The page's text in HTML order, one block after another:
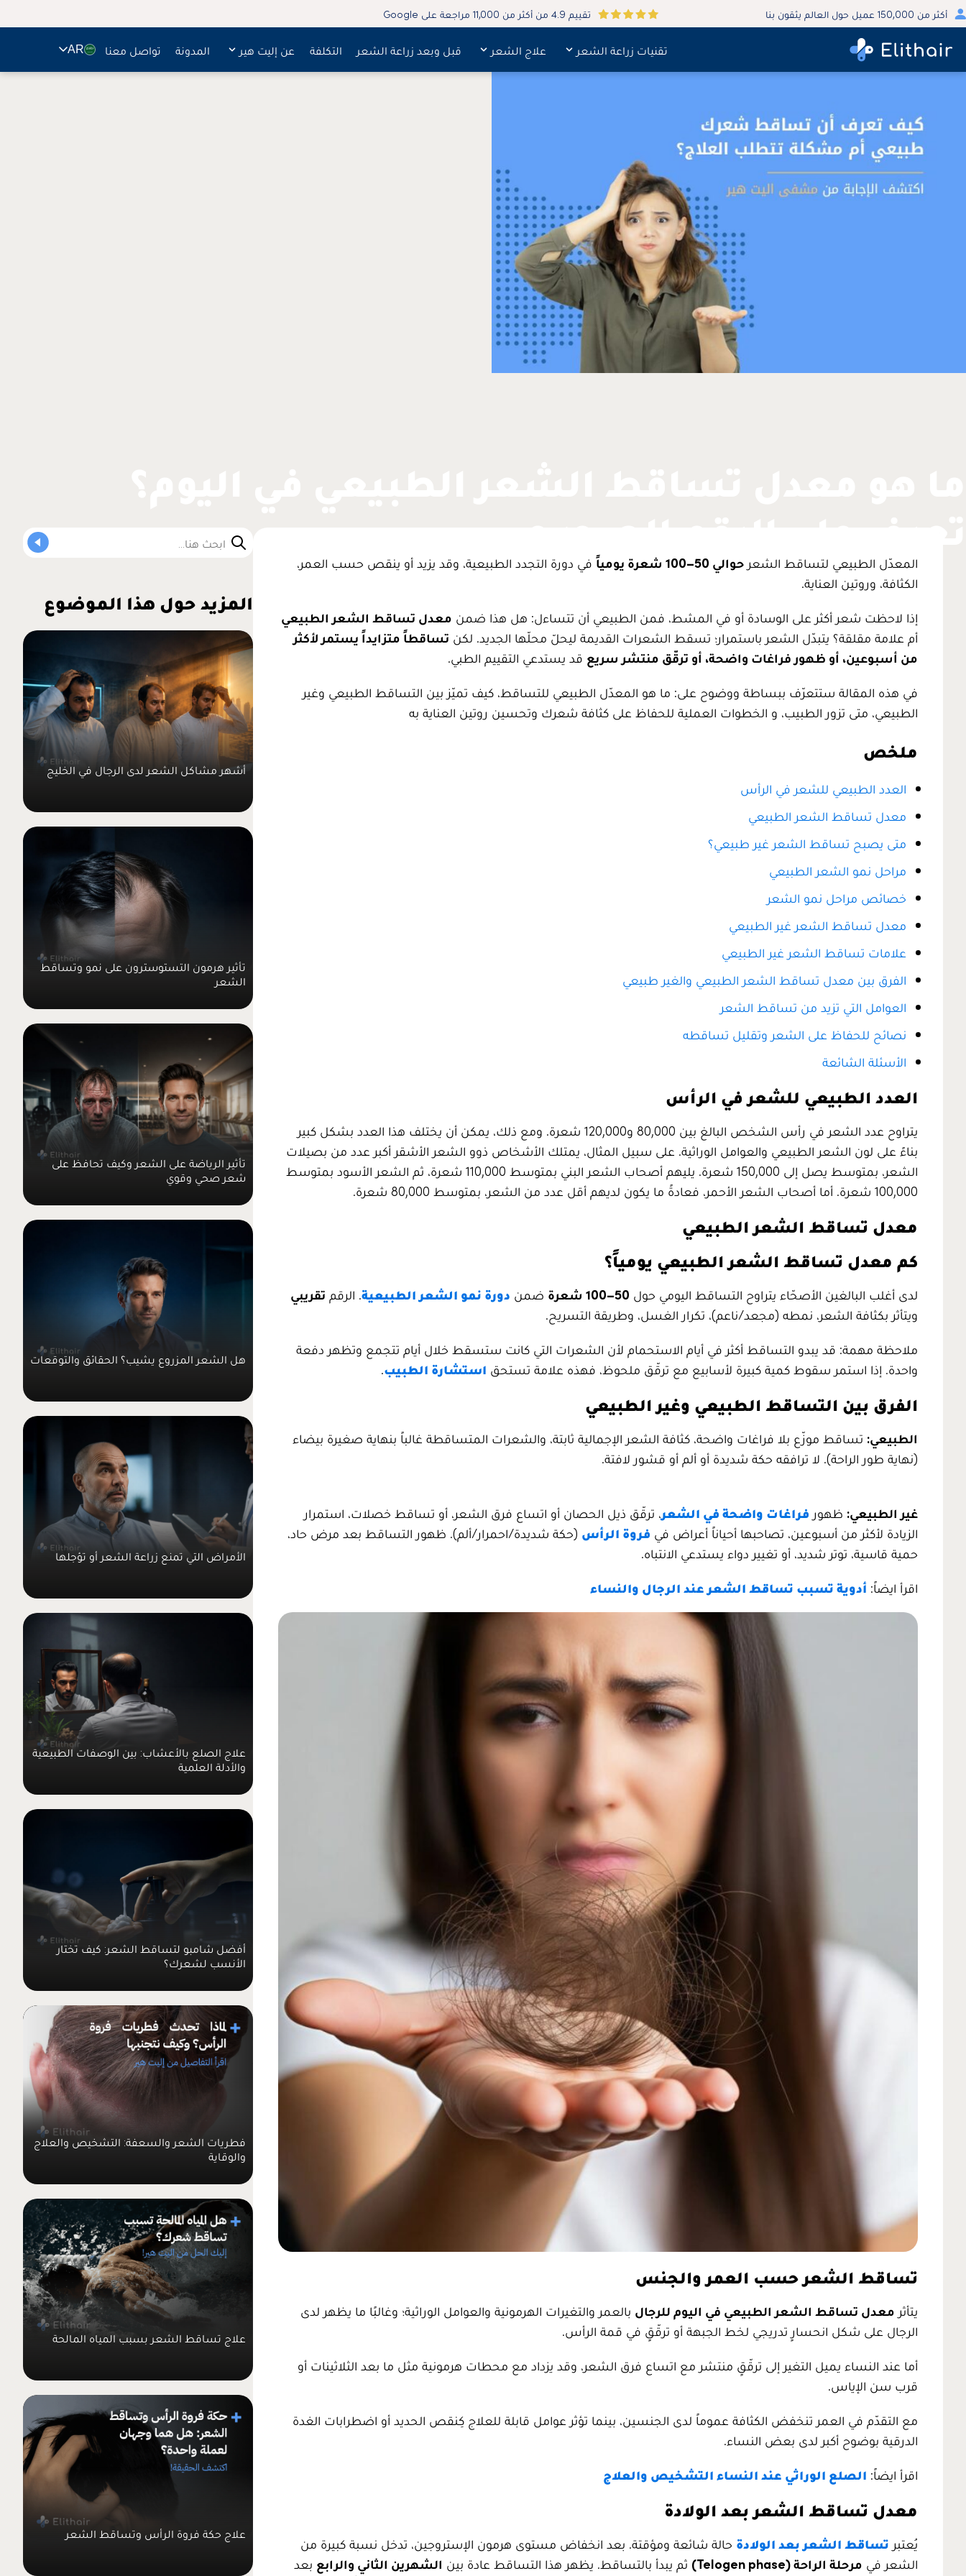
أكثر من 150,000 عميل حول العالم يثقون بنا تقييم 4.9 من أكثر من 11,000 مراجعة على Google
تقنيات زراعة الشعر علاج الشعر قبل وبعد زراعة الشعر التكلفة عن إليت هير المدونة تواصل معنا 🇸🇦
AR
المعدّل الطبيعي لتساقط الشعر حوالي 50–100 شعرة يومياً
في دورة التجدد الطبيعية، وقد يزيد أو ينقص حسب العمر،
الكثافة، وروتين العناية.
إذا لاحظت شعر أكثر على الوسادة أو في المشط، فمن الطبيعي أن تتساءل: هل هذا ضمن معدل تساقط الشعر الطبيعي
أم علامة مقلقة؟ يتبدّل الشعر باستمرار؛ تسقط الشعرات القديمة ليحلّ محلّها الجديد. لكن تساقطاً متزايداً يستمر لأكثر
من أسبوعين، أو ظهور فراغات واضحة، أو ترقّق منتشر سريع قد يستدعي التقييم الطبي.
في هذه المقالة ستتعرّف ببساطة ووضوح على: ما هو المعدّل الطبيعي للتساقط، كيف تميّز بين التساقط الطبيعي وغير
الطبيعي، متى تزور الطبيب، و الخطوات العملية للحفاظ على كثافة شعرك وتحسين روتين العناية به
ملخص
العدد الطبيعي للشعر في الرأس
معدل تساقط الشعر الطبيعي
متى يصبح تساقط الشعر غير طبيعي؟
مراحل نمو الشعر الطبيعي
خصائص مراحل نمو الشعر
معدل تساقط الشعر غير الطبيعي
علامات تساقط الشعر غير الطبيعي
الفرق بين معدل تساقط الشعر الطبيعي والغير طبيعي
العوامل التي تزيد من تساقط الشعر
نصائح للحفاظ على الشعر وتقليل تساقطه
الأسئلة الشائعة
العدد الطبيعي للشعر في الرأس
يتراوح عدد الشعر في رأس الشخص البالغ بين 80,000 و120,000 شعرة. ومع ذلك، يمكن أن يختلف هذا العدد بشكل كبير
بناءً على لون الشعر الطبيعي والعوامل الوراثية. على سبيل المثال، يمتلك الأشخاص ذوو الشعر الأشقر أكبر عدد من بصيلات
100,000 شعرة. أما أصحاب الشعر الأحمر، فعادةً ما يكون لديهم أقل عدد من الشعر، بمتوسط ​​80,000 شعرة.
معدل تساقط الشعر الطبيعي
كم معدل تساقط الشعر الطبيعي يومياً؟
لدى أغلب البالغين الأصحّاء يتراوح التساقط اليومي حول 50–100 شعرة ضمن دورة نمو الشعر الطبيعية. الرقم تقريبي
ويتأثر بكثافة الشعر، نمطه (مجعد/ناعم)، تكرار الغسل، وطريقة التسريح.
ملاحظة مهمة: قد يبدو التساقط أكثر في أيام الاستحمام لأن الشعرات التي كانت ستسقط خلال أيام تتجمع وتظهر دفعة
واحدة. إذا استمر سقوط كمية كبيرة لأسابيع مع ترقّق ملحوظ، فهذه علامة تستحق استشارة الطبيب.
الفرق بين التساقط الطبيعي وغير الطبيعي
الطبيعي: تساقط موزّع بلا فراغات واضحة، كثافة الشعر الإجمالية ثابتة، والشعرات المتساقطة غالباً بنهاية صغيرة بيضاء
(نهاية طور الراحة). لا ترافقه حكة شديدة أو ألم أو قشور لافتة.
غير الطبيعي: ظهور فراغات واضحة في الشعر، ترقّق ذيل الحصان أو اتساع فرق الشعر، أو تساقط خصلات، استمرار
الزيادة لأكثر من أسبوعين، تصاحبها أحياناً أعراض في فروة الرأس (حكة شديدة/احمرار/ألم). ظهور التساقط بعد مرض حاد،
حمية قاسية، توتر شديد، أو تغيير دواء يستدعي الانتباه.
اقرأ ايضاً: أدوية تسبب تساقط الشعر عند الرجال والنساء
تساقط الشعر حسب العمر والجنس
يتأثر معدل تساقط الشعر الطبيعي في اليوم للرجال بالعمر والتغيرات الهرمونية والعوامل الوراثية؛ وغالبًا ما يظهر لدى
الرجال على شكل انحسارٍ تدريجي لخط الجبهة أو ترقّقٍ في قمة الرأس.
أما عند النساء يميل التغير إلى ترقّقٍ منتشر مع اتساع فرق الشعر، وقد يزداد مع محطات هرمونية مثل ما بعد الثلاثينات أو
قرب سن الإياس.
مع التقدّم في العمر تنخفض الكثافة عموماً لدى الجنسين، بينما تؤثر عوامل قابلة للعلاج كِنقص الحديد أو اضطرابات الغدة
الدرقية بوضوح أكبر لدى بعض النساء.
اقرأ ايضاً: الصلع الوراثي عند النساء التشخيص والعلاج
معدل تساقط الشعر بعد الولادة
يُعتبر تساقط الشعر بعد الولادة حالة شائعة ومؤقتة. بعد انخفاض مستوى هرمون الإستروجين، تدخل نسبة كبيرة من
الشعر في مرحلة الراحة (Telogen phase) ثم يبدأ بالتساقط. يظهر هذا التساقط عادة بين الشهرين الثاني والرابع بعد
المزيد حول هذا الموضوع
أشهر مشاكل الشعر لدى الرجال في الخليج
تأثير هرمون التستوسترون على نمو وتساقط
الشعر
تأثير الرياضة على الشعر وكيف تحافظ على
شعر صحي وقوي
هل الشعر المزروع يشيب؟ الحقائق والتوقعات
الأمراض التي تمنع زراعة الشعر أو تؤجلها
علاج الصلع بالأعشاب: بين الوصفات الطبيعية
والأدلة العلمية
أفضل شامبو لتساقط الشعر: كيف تختار
الأنسب لشعرك؟
فطريات الشعر والسعفة: التشخيص والعلاج
والوقاية
علاج تساقط الشعر بسبب المياه المالحة
علاج حكة فروة الرأس وتساقط الشعر